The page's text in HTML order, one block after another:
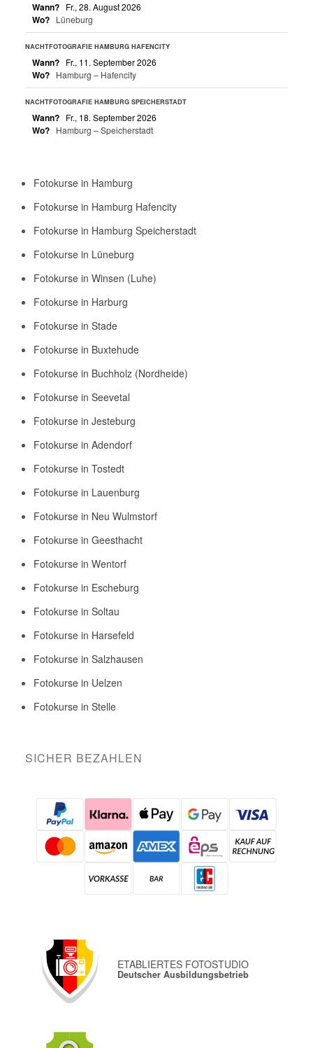
Wann? Fr., 28. August 2026
Wo? Lüneburg
NACHTFOTOGRAFIE HAMBURG HAFENCITY
Wann? Fr., 11. September 2026
Wo? Hamburg – Hafencity
NACHTFOTOGRAFIE HAMBURG SPEICHERSTADT
Wann? Fr., 18. September 2026
Wo? Hamburg – Speicherstadt
Fotokurse in Hamburg
Fotokurse in Hamburg Hafencity
Fotokurse in Hamburg Speicherstadt
Fotokurse in Lüneburg
Fotokurse in Winsen (Luhe)
Fotokurse in Harburg
Fotokurse in Stade
Fotokurse in Buxtehude
Fotokurse in Buchholz (Nordheide)
Fotokurse in Seevetal
Fotokurse in Jesteburg
Fotokurse in Adendorf
Fotokurse in Tostedt
Fotokurse in Lauenburg
Fotokurse in Neu Wulmstorf
Fotokurse in Geesthacht
Fotokurse in Wentorf
Fotokurse in Escheburg
Fotokurse in Soltau
Fotokurse in Harsefeld
Fotokurse in Salzhausen
Fotokurse in Uelzen
Fotokurse in Stelle
SICHER BEZAHLEN
ETABLIERTES FOTOSTUDIO
Deutscher Ausbildungsbetrieb